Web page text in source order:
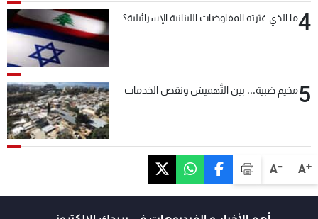
A+
A-
4ما الذي غيّرته المفاوضات اللبنانية الإسرائيلية؟
5مخيم ضبية... بين التَّهميش ونقص الخدمات